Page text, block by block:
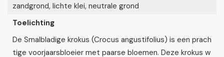
zandgrond, lichte klei, neutrale grond
Toelichting
De Smalbladige krokus (Crocus angustifolius) is een prach
tige voorjaarsbloeier met paarse bloemen. Deze krokus w